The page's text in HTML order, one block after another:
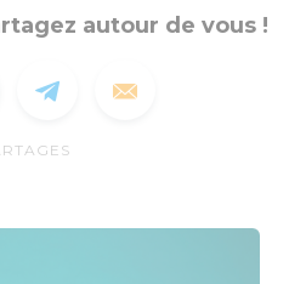
autour de vous !